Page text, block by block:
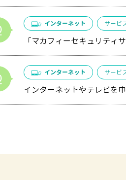
インターネット サービ
「マカフィーセキュリティ
インターネット サービ
インターネットやテレビを